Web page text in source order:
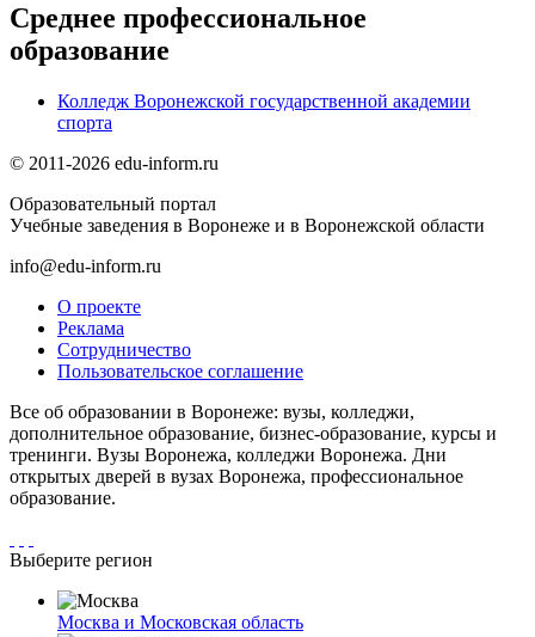
Среднее профессиональное
образование
Колледж Воронежской государственной академии
спорта
© 2011-2026 edu-inform.ru
Образовательный портал
Учебные заведения в Воронеже и в Воронежской области
info@edu-inform.ru
О проекте
Реклама
Сотрудничество
Пользовательское соглашение
Все об образовании в Воронеже: вузы, колледжи,
дополнительное образование, бизнес-образование, курсы и
тренинги. Вузы Воронежа, колледжи Воронежа. Дни
открытых дверей в вузах Воронежа, профессиональное
образование.
Выберите регион
Москва и Московская область